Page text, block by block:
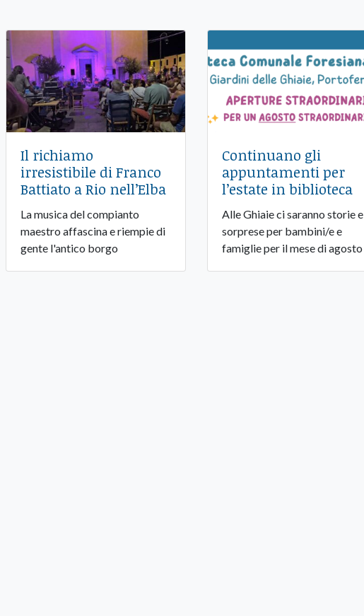
Il richiamo
irresistibile di Franco
Battiato a Rio nell’Elba
La musica del compianto
maestro affascina e riempie di
gente l'antico borgo
Continuano gli
appuntamenti per
l’estate in biblioteca
Alle Ghiaie ci saranno storie e
sorprese per bambini/e e
famiglie per il mese di agosto